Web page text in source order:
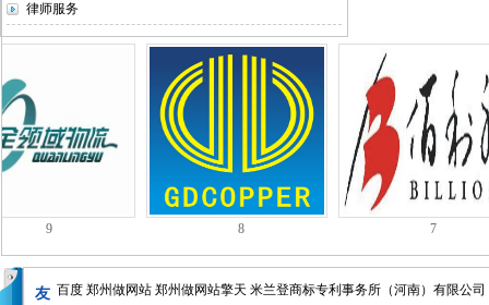
律师服务
友 百度 郑州做网站 郑州做网站擎天 米兰登商标专利事务所（河南）有限公司